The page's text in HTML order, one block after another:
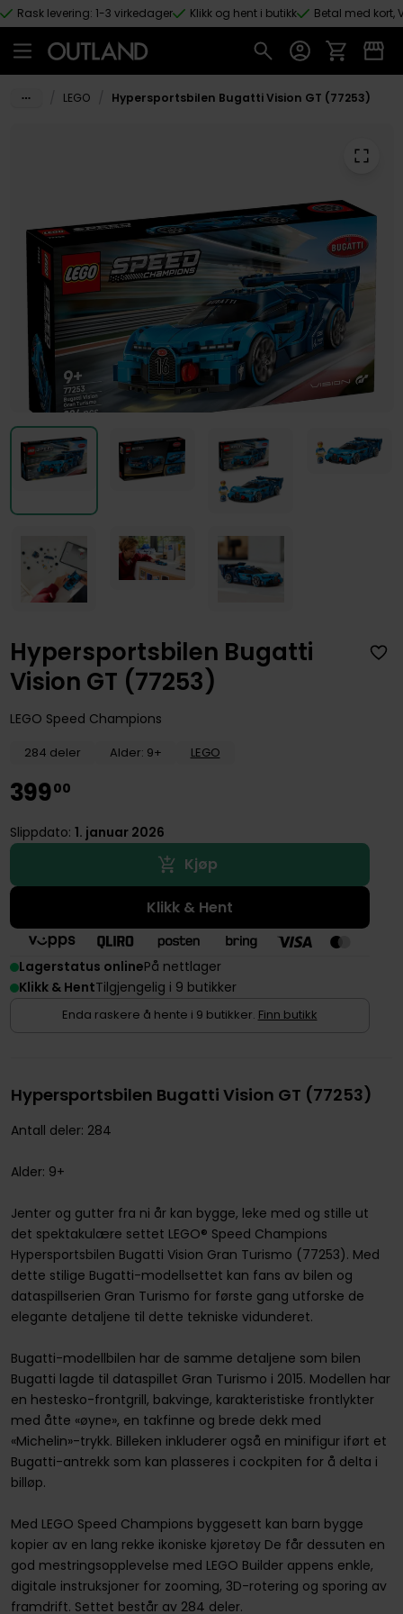
Hopp til hovedinnhold
Rask levering: 1-3 virkedager Klikk og hent i butikk Betal med kort,
LEGO Hypersportsbilen Bugatti Vision GT (77253)
Hypersportsbilen Bugatti
Vision GT (77253)
LEGO Speed Champions
284 deler Alder: 9+ LEGO
39900
Slippdato: 1. januar 2026
Kjøp
Klikk & Hent
Lagerstatus onlinePå nettlager
Klikk & HentTilgjengelig i 9 butikker
Enda raskere å hente i 9 butikker. Finn butikk
Hypersportsbilen Bugatti Vision GT (77253)
Antall deler: 284
Alder: 9+
Jenter og gutter fra ni år kan bygge, leke med og stille ut
det spektakulære settet LEGO® Speed Champions
Hypersportsbilen Bugatti Vision Gran Turismo (77253). Med
dette stilige Bugatti-modellsettet kan fans av bilen og
dataspillserien Gran Turismo for første gang utforske de
elegante detaljene til dette tekniske vidunderet.
Bugatti-modellbilen har de samme detaljene som bilen
Bugatti lagde til dataspillet Gran Turismo i 2015. Modellen har
en hestesko-frontgrill, bakvinge, karakteristiske frontlykter
med åtte «øyne», en takfinne og brede dekk med
«Michelin»-trykk. Billeken inkluderer også en minifigur iført et
Bugatti-antrekk som kan plasseres i cockpiten for å delta i
billøp.
Med LEGO Speed Champions byggesett kan barn bygge
kopier av en lang rekke ikoniske kjøretøy De får dessuten en
god mestringsopplevelse med LEGO Builder appens enkle,
digitale instruksjoner for zooming, 3D-rotering og sporing av
framdrift. Settet består av 284 deler.